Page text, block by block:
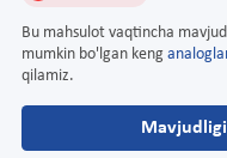
Bu mahsulot vaqtincha
mumkin bo'lgan keng
qilamiz.